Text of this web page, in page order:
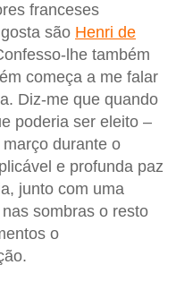
franceses
são Henri de
lhe também
começa a me falar
Diz-me que quando
poderia ser eleito –
durante o
e profunda paz
junto com uma
sombras o resto
o